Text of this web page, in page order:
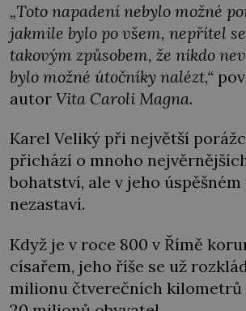
„Toto napadení nebylo možné
jakmile bylo po všem, nepřítel
takovým způsobem, že nikdo
bylo možné útočníky nalézt,“
autor Vita Caroli Magna.
Karel Veliký při největší
přichází o mnoho
bohatství, ale v jeho
nezastaví.
Když je v roce 800 v Římě
císařem, jeho říše se už
milionu čtverečních kilometrů